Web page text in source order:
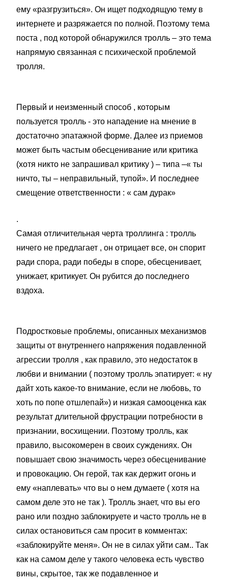
ему «разгрузиться». Он ищет подходящую тему в
интернете и разряжается по полной. Поэтому тема
поста , под которой обнаружился тролль – это тема
напрямую связанная с психической проблемой
тролля.
Первый и неизменный способ , которым
пользуется тролль - это нападение на мнение в
достаточно эпатажной форме. Далее из приемов
может быть частым обесценивание или критика
(хотя никто не запрашивал критику ) – типа –« ты
ничто, ты – неправильный, тупой». И последнее
смещение ответственности : « сам дурак»
.
Самая отличительная черта троллинга : тролль
ничего не предлагает , он отрицает все, он спорит
ради спора, ради победы в споре, обесценивает,
унижает, критикует. Он рубится до последнего
вздоха.
Подростковые проблемы, описанных механизмов
защиты от внутреннего напряжения подавленной
агрессии тролля , как правило, это недостаток в
любви и внимании ( поэтому тролль эпатирует: « ну
дайт хоть какое-то внимание, если не любовь, то
хоть по попе отшлепай») и низкая самооценка как
результат длительной фрустрации потребности в
признании, восхищении. Поэтому тролль, как
правило, высокомерен в своих суждениях. Он
повышает свою значимость через обесценивание
и провокацию. Он герой, так как держит огонь и
ему «наплевать» что вы о нем думаете ( хотя на
самом деле это не так ). Тролль знает, что вы его
рано или поздно заблокируете и часто тролль не в
силах остановиться сам просит в комментах:
«заблокируйте меня». Он не в силах уйти сам.. Так
как на самом деле у такого человека есть чувство
вины, скрытое, так же подавленное и